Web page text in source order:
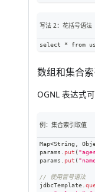
写法 2：花括号语法
select * from
数组和集合
OGNL 表达式
例：集合索引取值
Map<String ,
params . put (
params . put (
// 使用冒号语法
jdbcTemplate.